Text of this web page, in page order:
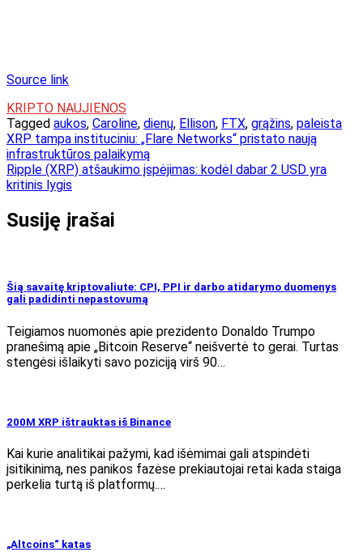
Source link
KRIPTO NAUJIENOS
Tagged aukos, Caroline, dienų, Ellison, FTX, grąžins, paleista
Navigacija
tarp
įrašų
XRP tampa instituciniu: „Flare Networks“ pristato naują
infrastruktūros palaikymą
Ripple (XRP) atšaukimo įspėjimas: kodėl dabar 2 USD yra
kritinis lygis
Susiję įrašai
Šią savaitę kriptovaliute: CPI, PPI ir darbo atidarymo duomenys
gali padidinti nepastovumą
Teigiamos nuomonės apie prezidento Donaldo Trumpo
pranešimą apie „Bitcoin Reserve“ neišvertė to gerai. Turtas
stengėsi išlaikyti savo poziciją virš 90…
200M XRP ištrauktas iš Binance
Kai kurie analitikai pažymi, kad išėmimai gali atspindėti
įsitikinimą, nes panikos fazėse prekiautojai retai kada staiga
perkelia turtą iš platformų.…
„Altcoins“ katas